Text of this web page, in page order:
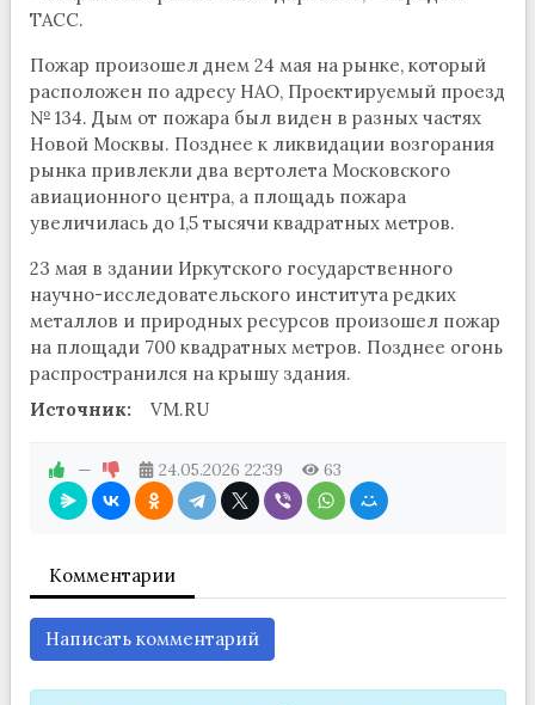
ТАСС.
Пожар произошел днем 24 мая на рынке, который
расположен по адресу НАО, Проектируемый проезд
№ 134. Дым от пожара был виден в разных частях
Новой Москвы. Позднее к ликвидации возгорания
рынка привлекли два вертолета Московского
авиационного центра, а площадь пожара
увеличилась до 1,5 тысячи квадратных метров.
23 мая в здании Иркутского государственного
научно-исследовательского института редких
металлов и природных ресурсов произошел пожар
на площади 700 квадратных метров. Позднее огонь
распространился на крышу здания.
Источник:
VM.RU
— 24.05.2026 22:39 63
Комментарии
Написать комментарий